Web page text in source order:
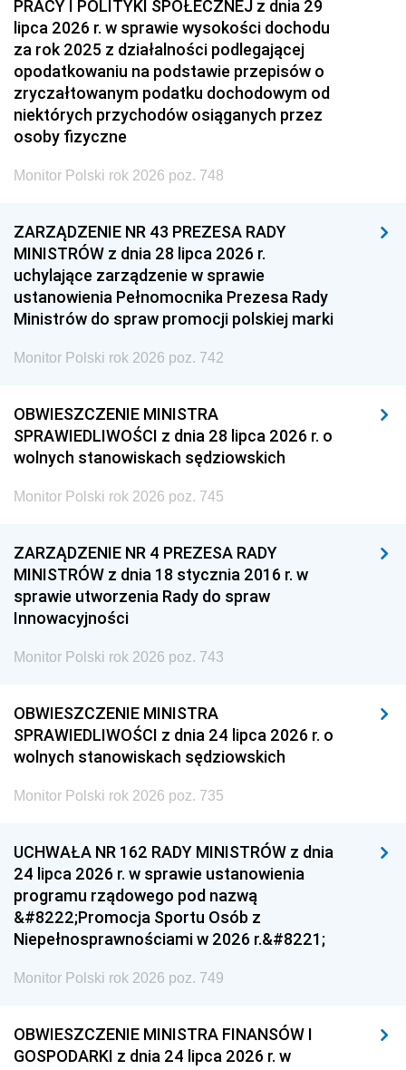
PRACY I POLITYKI SPOŁECZNEJ z dnia 29
lipca 2026 r. w sprawie wysokości dochodu
za rok 2025 z działalności podlegającej
opodatkowaniu na podstawie przepisów o
zryczałtowanym podatku dochodowym od
niektórych przychodów osiąganych przez
osoby fizyczne
Monitor Polski rok 2026 poz. 748
ZARZĄDZENIE NR 43 PREZESA RADY
MINISTRÓW z dnia 28 lipca 2026 r.
uchylające zarządzenie w sprawie
ustanowienia Pełnomocnika Prezesa Rady
Ministrów do spraw promocji polskiej marki
Monitor Polski rok 2026 poz. 742
OBWIESZCZENIE MINISTRA
SPRAWIEDLIWOŚCI z dnia 28 lipca 2026 r. o
wolnych stanowiskach sędziowskich
Monitor Polski rok 2026 poz. 745
ZARZĄDZENIE NR 4 PREZESA RADY
MINISTRÓW z dnia 18 stycznia 2016 r. w
sprawie utworzenia Rady do spraw
Innowacyjności
Monitor Polski rok 2026 poz. 743
OBWIESZCZENIE MINISTRA
SPRAWIEDLIWOŚCI z dnia 24 lipca 2026 r. o
wolnych stanowiskach sędziowskich
Monitor Polski rok 2026 poz. 735
UCHWAŁA NR 162 RADY MINISTRÓW z dnia
24 lipca 2026 r. w sprawie ustanowienia
programu rządowego pod nazwą
&#8222;Promocja Sportu Osób z
Niepełnosprawnościami w 2026 r.&#8221;
Monitor Polski rok 2026 poz. 749
OBWIESZCZENIE MINISTRA FINANSÓW I
GOSPODARKI z dnia 24 lipca 2026 r. w